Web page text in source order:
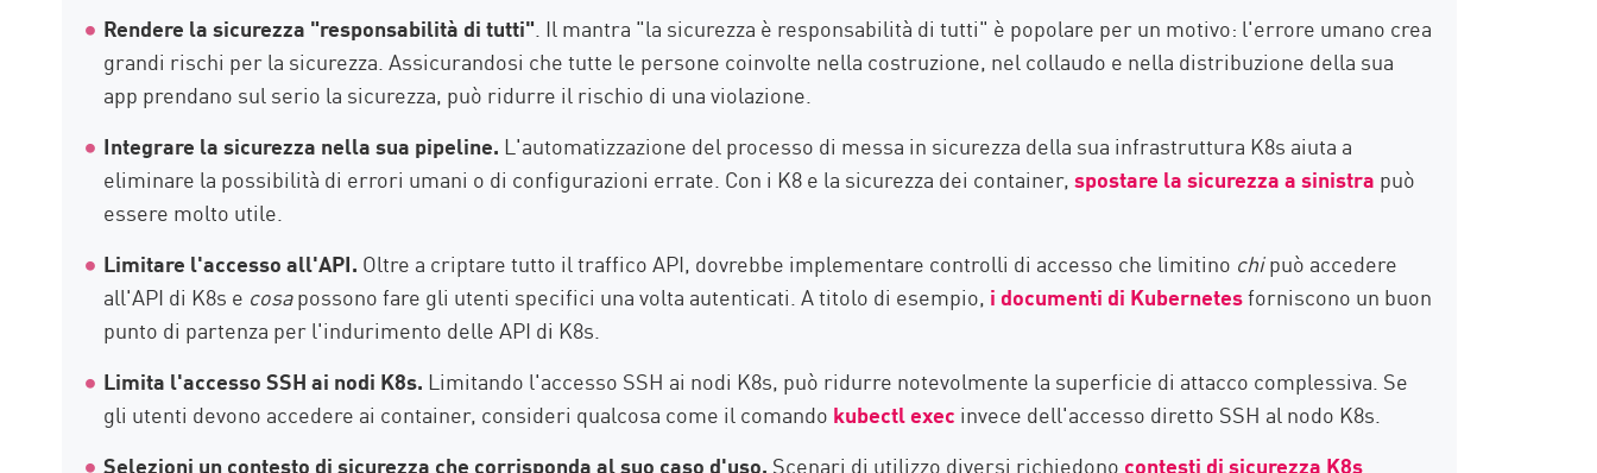
Rendere la sicurezza "responsabilità di tutti". Il mantra "la sicurezza è responsabilità di tutti" è popolare per un motivo: l'errore umano crea
grandi rischi per la sicurezza. Assicurandosi che tutte le persone coinvolte nella costruzione, nel collaudo e nella distribuzione della sua
app prendano sul serio la sicurezza, può ridurre il rischio di una violazione.
Integrare la sicurezza nella sua pipeline. L'automatizzazione del processo di messa in sicurezza della sua infrastruttura K8s aiuta a
eliminare la possibilità di errori umani o di configurazioni errate. Con i K8 e la sicurezza dei container,spostare la sicurezza a sinistra può
essere molto utile.
Limitare l'accesso all'API. Oltre a criptare tutto il traffico API, dovrebbe implementare controlli di accesso che limitino chipuò accedere
all'API di K8s e cosapossono fare gli utenti specifici una volta autenticati. A titolo di esempio, i documenti di Kubernetesforniscono un buon
punto di partenza per l'indurimento delle API di K8s.
Limita l'accesso SSH ai nodi K8s. Limitando l'accesso SSH ai nodi K8s, può ridurre notevolmente la superficie di attacco complessiva. Se
gli utenti devono accedere ai container, consideri qualcosa come il comando kubectl exec invece dell'accesso diretto SSH al nodo K8s.
Selezioni un contesto di sicurezza che corrisponda al suo caso d'uso. Scenari di utilizzo diversi richiedono contesti di sicurezza K8s